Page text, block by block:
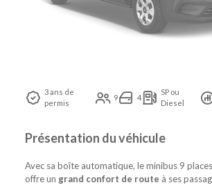
3 ans de
permis
9 4
SP ou
Diesel
Présentation du véhicule
Avec sa boîte automatique, le minibus 9
offre un grand confort de route à ses